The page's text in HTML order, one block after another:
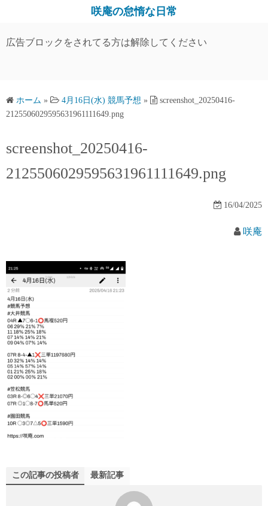
テ
ス
キ
プ
咲庵の怠惰な日常
広告ブロックをされてる方は解除してください
ホーム » 4月16日(水) 競馬予想 »
screenshot_20250416-
2125506029595631961111649.png
screenshot_20250416-
2125506029595631961111649.png
16/04/2025
咲庵
この記事の投稿者 最新記事